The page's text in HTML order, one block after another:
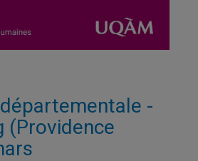
-
(Providence